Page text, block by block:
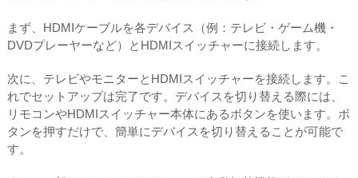
まず、HDMIケーブルを各デバイス（例：テレビ・ゲーム機・
DVDプレーヤーなど）とHDMIスイッチャーに接続します。
次に、テレビやモニターとHDMIスイッチャーを接続します。こ
れでセットアップは完了です。デバイスを切り替える際には、
リモコンやHDMIスイッチャー本体にあるボタンを使います。ボ
タンを押すだけで、簡単にデバイスを切り替えることが可能で
す。